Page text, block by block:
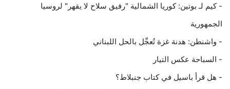
- كيم لـ بوتين: كوريا الشمالية "رفيق سلاح لا يقهر" لروسيا
الجمهورية
- واشنطن: هدنة غزة تُعجِّل بالحل اللبناني
- السباحة عكس التيار
- هل قرأ باسيل في كتاب جنبلاط؟